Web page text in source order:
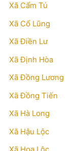
Xã Cẩm Tú
Xã Cổ Lũng
Xã Điền Lư
Xã Định Hòa
Xã Đồng Lương
Xã Đồng Tiến
Xã Hà Long
Xã Hậu Lộc